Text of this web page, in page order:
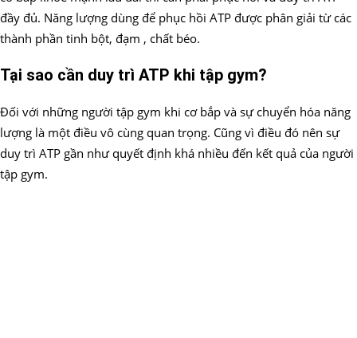
đầy đủ. Năng lượng dùng để phục hồi ATP được phân giải từ các
thành phần tinh bột, đạm , chất béo.
Tại sao cần duy trì ATP khi tập gym?
Đối với những người tập gym khi cơ bắp và sự chuyển hóa năng
lượng là một điều vô cùng quan trọng. Cũng vì điều đó nên sự
duy trì ATP gần như quyết định khá nhiều đến kết quả của người
tập gym.